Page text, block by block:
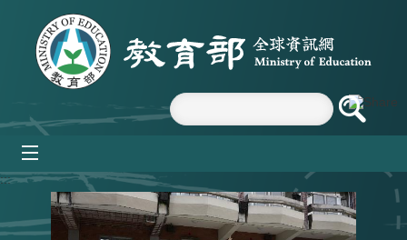
跳到主要內容區塊
:::